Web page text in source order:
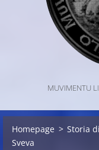
MUVIMENTU
Homepage > Storia
Sveva